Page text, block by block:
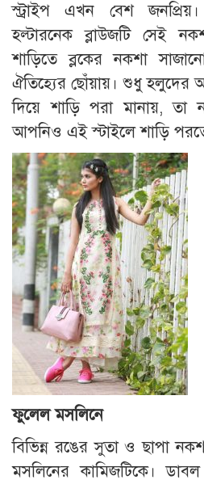
স্ট্রাইপ এখন বেশ
হল্টারনেক ব্লাউজটি সেই
শাড়িতে ব্লকের নকশা
ঐতিহ্যের ছোঁয়ায়। শুধু হলুদের
দিয়ে শাড়ি পরা মানায়, তা
আপনিও এই স্টাইলে শাড়ি
ফুলেল মসলিনে
বিভিন্ন রঙের সুতা ও ছাপা
মসলিনের কামিজটিকে।